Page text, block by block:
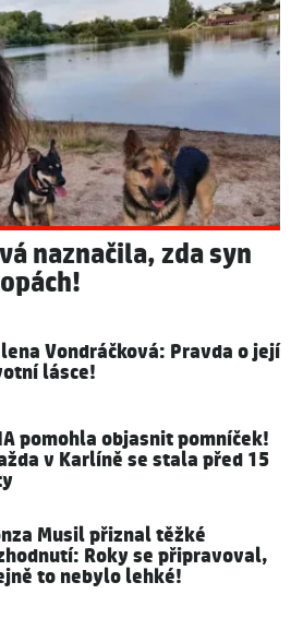
naznačila, zda syn
Vondráčková: Pravda o její
lásce!
pomohla objasnit pomníček!
v Karlíně se stala před 15
Musil přiznal těžké
Roky se připravoval,
to nebylo lehké!